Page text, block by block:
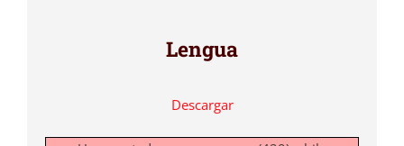
Lengua
Descargar